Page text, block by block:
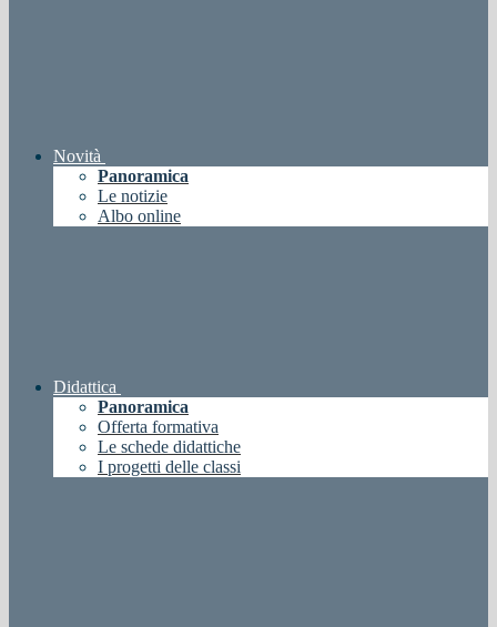
Novità
Panoramica
Le notizie
Albo online
Didattica
Panoramica
Offerta formativa
Le schede didattiche
I progetti delle classi